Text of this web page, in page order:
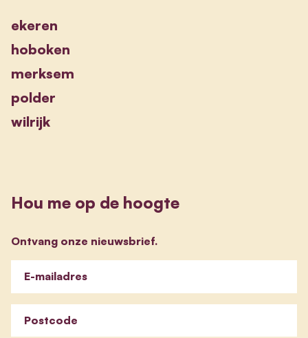
ekeren
hoboken
merksem
polder
wilrijk
Hou me op de hoogte
Ontvang onze nieuwsbrief.
E-mailadres
Postcode